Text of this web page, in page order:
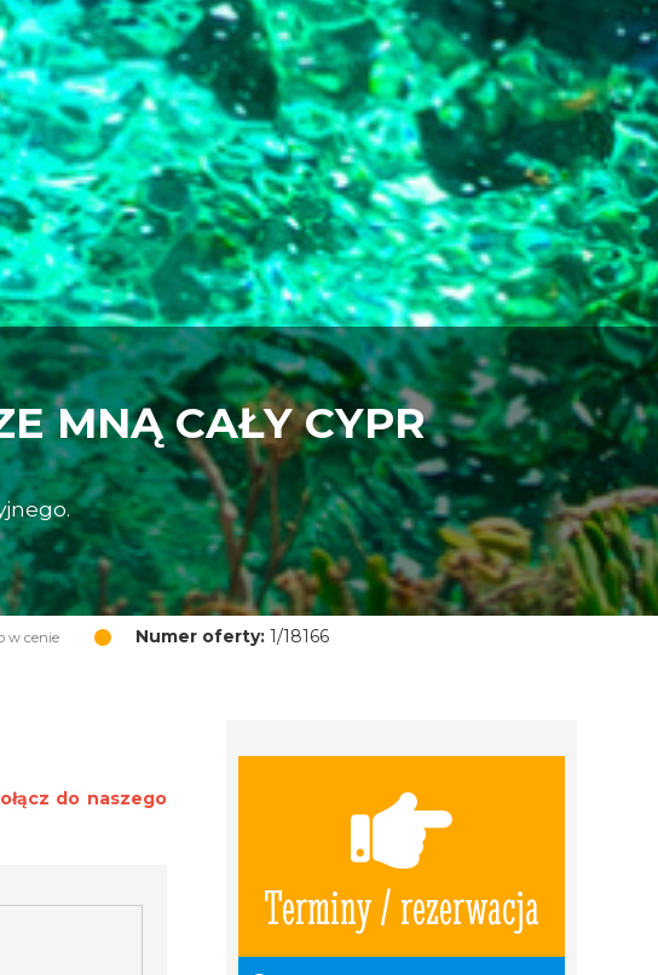
MNĄ CAŁY CYPR
w cenie Numer oferty: 1/18166
Terminy / rezerwacja
do naszego